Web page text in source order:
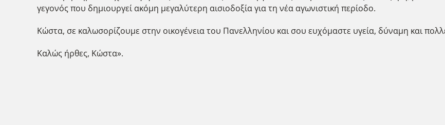
γεγονός που δημιουργεί ακόμη μεγαλύτερη αισιοδοξία για τη νέα αγωνιστική περίοδο.
Κώστα, σε καλωσορίζουμε στην οικογένεια του Πανελληνίου και σου ευχόμαστε υγεία, δύναμη και
Καλώς ήρθες, Κώστα».